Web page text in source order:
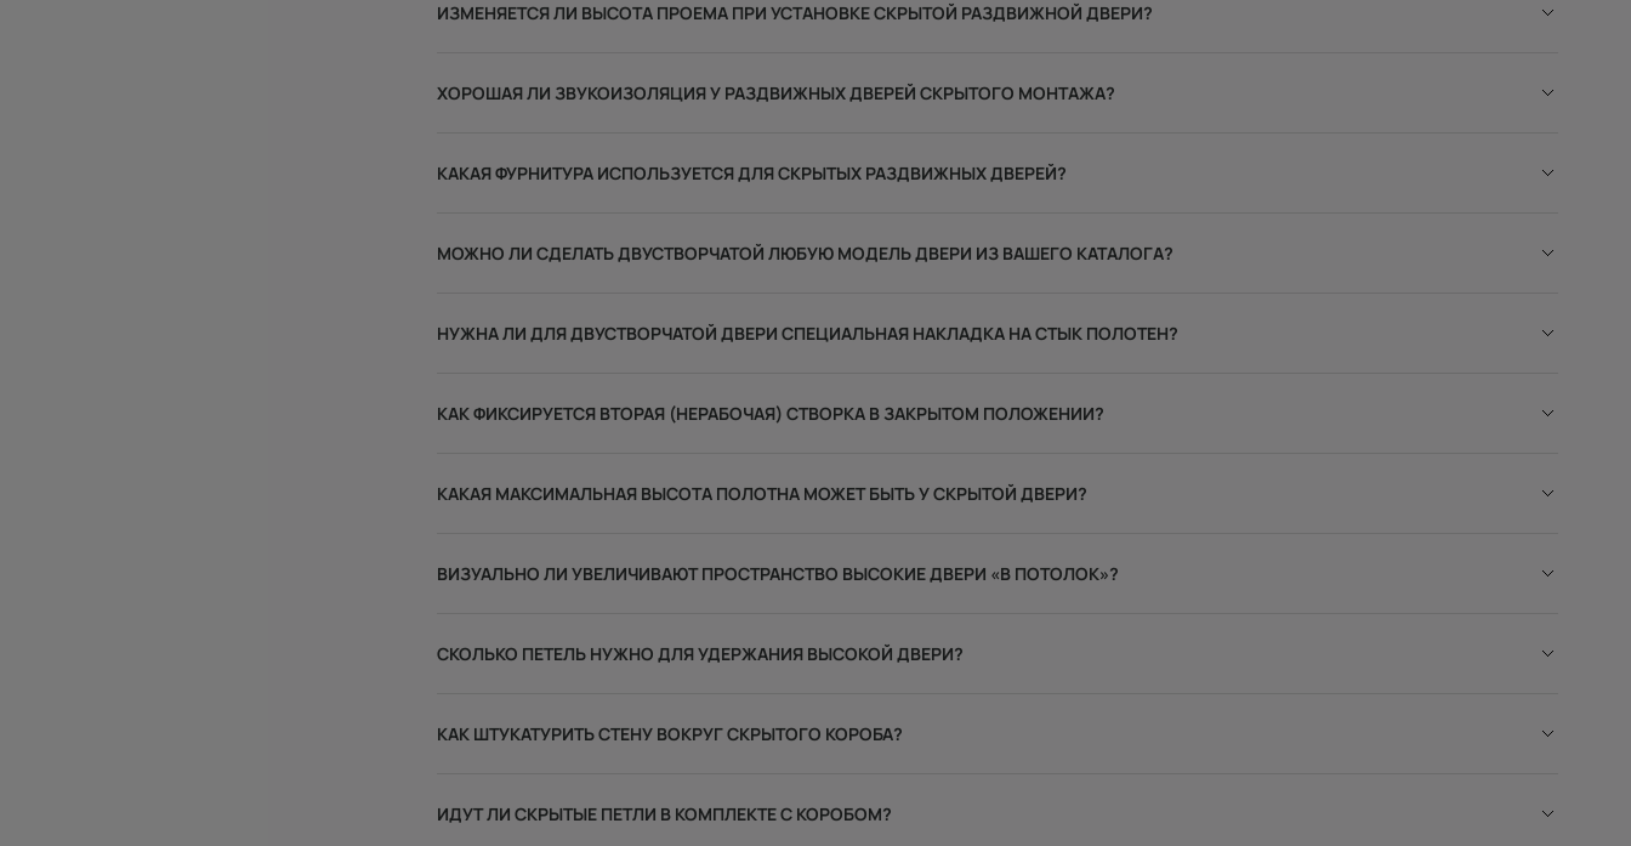
ИЗМЕНЯЕТСЯ ЛИ ВЫСОТА ПРОЕМА ПРИ УСТАНОВКЕ СКРЫТОЙ РАЗДВИЖНОЙ ДВЕРИ?
ХОРОШАЯ ЛИ ЗВУКОИЗОЛЯЦИЯ У РАЗДВИЖНЫХ ДВЕРЕЙ СКРЫТОГО МОНТАЖА?
КАКАЯ ФУРНИТУРА ИСПОЛЬЗУЕТСЯ ДЛЯ СКРЫТЫХ РАЗДВИЖНЫХ ДВЕРЕЙ?
МОЖНО ЛИ СДЕЛАТЬ ДВУСТВОРЧАТОЙ ЛЮБУЮ МОДЕЛЬ ДВЕРИ ИЗ ВАШЕГО КАТАЛОГА?
НУЖНА ЛИ ДЛЯ ДВУСТВОРЧАТОЙ ДВЕРИ СПЕЦИАЛЬНАЯ НАКЛАДКА НА СТЫК ПОЛОТЕН?
КАК ФИКСИРУЕТСЯ ВТОРАЯ (НЕРАБОЧАЯ) СТВОРКА В ЗАКРЫТОМ ПОЛОЖЕНИИ?
КАКАЯ МАКСИМАЛЬНАЯ ВЫСОТА ПОЛОТНА МОЖЕТ БЫТЬ У СКРЫТОЙ ДВЕРИ?
ВИЗУАЛЬНО ЛИ УВЕЛИЧИВАЮТ ПРОСТРАНСТВО ВЫСОКИЕ ДВЕРИ «В ПОТОЛОК»?
СКОЛЬКО ПЕТЕЛЬ НУЖНО ДЛЯ УДЕРЖАНИЯ ВЫСОКОЙ ДВЕРИ?
КАК ШТУКАТУРИТЬ СТЕНУ ВОКРУГ СКРЫТОГО КОРОБА?
ИДУТ ЛИ СКРЫТЫЕ ПЕТЛИ В КОМПЛЕКТЕ С КОРОБОМ?